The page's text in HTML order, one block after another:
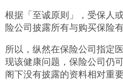
根据「至诚原则」，受保人
险公司披露所有与购买保险有
所以，纵然在保险公司指定
现该健康问题，保险公司仍
阁下没有披露的资料相对重